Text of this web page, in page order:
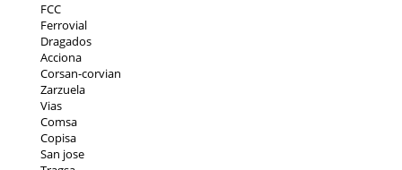
FCC
Ferrovial
Dragados
Acciona
Corsan-corvian
Zarzuela
Vias
Comsa
Copisa
San jose